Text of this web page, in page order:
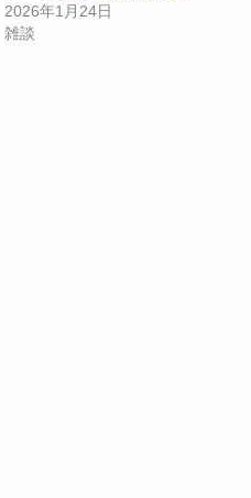
2026年1月24日
雑談